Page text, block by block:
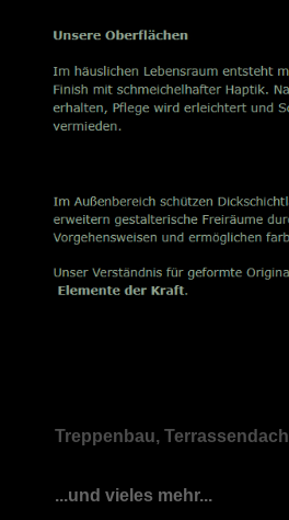
Treppenbau, Terrassendach
...und vieles mehr...